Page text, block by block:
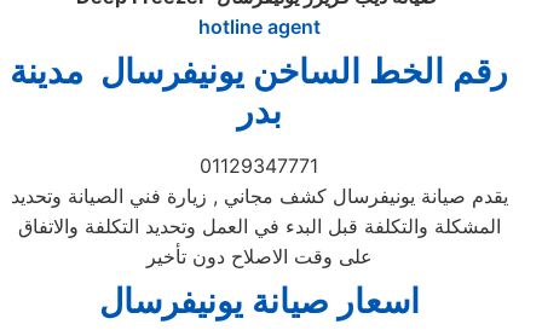
hotline agent
رقم الخط الساخن يونيفرسال مدينة
بدر
01129347771
يقدم صيانة يونيفرسال كشف مجاني , زيارة فني الصيانة وتحديد
المشكلة والتكلفة قبل البدء في العمل وتحديد التكلفة والاتفاق
على وقت الاصلاح دون تأخير
اسعار صيانة يونيفرسال